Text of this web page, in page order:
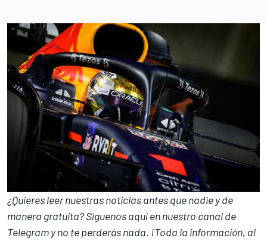
¿Quieres leer nuestras noticias antes que nadie y de
manera gratuita? Síguenosaquí en nuestro canal de
Telegramy no te perderás nada. ¡Toda la información, al